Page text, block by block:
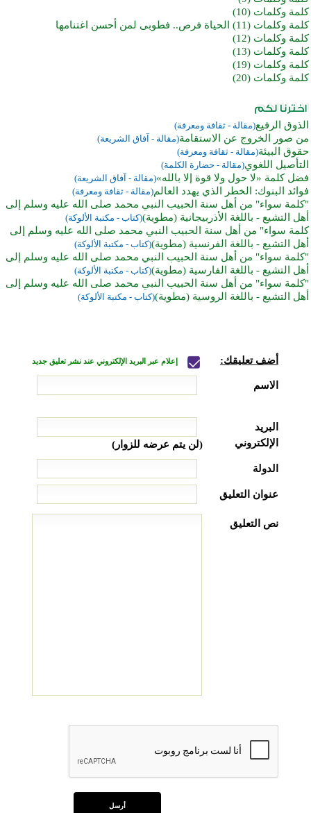
كلمة وكلمات (10)
كلمة وكلمات (11) الحياة فرص.. فطوبى لمن أحسن اغتنامها
كلمة وكلمات (12)
كلمة وكلمات (13)
كلمة وكلمات (19)
كلمة وكلمات (20)
الذوق الرفيع(مقالة - ثقافة ومعرفة)
من صور الخروج عن الاستقامة(مقالة - آفاق الشريعة)
حقوق البيئة(مقالة - ثقافة ومعرفة)
التأصيل اللغوي(مقالة - حضارة الكلمة)
فضل كلمة «لا حول ولا قوة إلا بالله»(مقالة - آفاق الشريعة)
فوائد البنوك: الخطر الذي يهدد العالم(مقالة - ثقافة ومعرفة)
"كلمة سواء" من أهل سنة الحبيب النبي محمد صلى الله عليه وسلم إلى
أهل التشيع - باللغة الأذربيجانية (مطوية)(كتاب - مكتبة الألوكة)
كلمة سواء" من أهل سنة الحبيب النبي محمد صلى الله عليه وسلم إلى
أهل التشيع - باللغة الفرنسية (مطوية)(كتاب - مكتبة الألوكة)
"كلمة سواء" من أهل سنة الحبيب النبي محمد صلى الله عليه وسلم إلى
أهل التشيع - باللغة الفارسية (مطوية)(كتاب - مكتبة الألوكة)
"كلمة سواء" من أهل سنة الحبيب النبي محمد صلى الله عليه وسلم إلى
أهل التشيع - باللغة الروسية (مطوية)(كتاب - مكتبة الألوكة)
أضف تعليقك: إعلام عبر البريد الإلكتروني عند نشر تعليق جديد
الاسم
البريد
الإلكتروني
(لن يتم عرضه للزوار)
الدولة
عنوان التعليق
نص التعليق